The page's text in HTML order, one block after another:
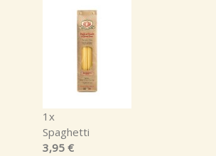
1x
Spaghetti
3,95 €